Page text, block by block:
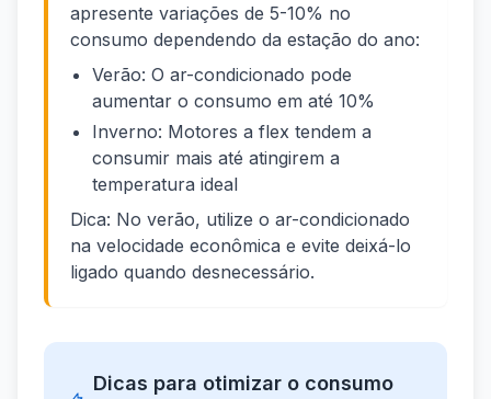
apresente variações de 5-10% no
consumo dependendo da estação do ano:
Verão: O ar-condicionado pode
aumentar o consumo em até 10%
Inverno: Motores a flex tendem a
consumir mais até atingirem a
temperatura ideal
Dica: No verão, utilize o ar-condicionado
na velocidade econômica e evite deixá-lo
ligado quando desnecessário.
Dicas para otimizar o consumo